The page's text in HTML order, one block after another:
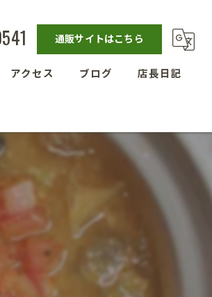
通販サイトはこちら
アクセス ブログ 店長日記